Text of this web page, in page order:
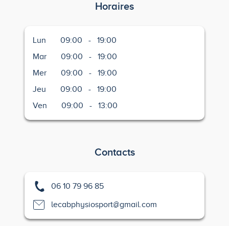
Horaires
Lun 09:00 -
19:00
Mar
09:00 -
19:00
Mer
09:00 -
19:00
Jeu
09:00 -
19:00
Ven
09:00 - 13:00
Contacts
06 10 79 96 85
lecabphysiosport@gmail.com